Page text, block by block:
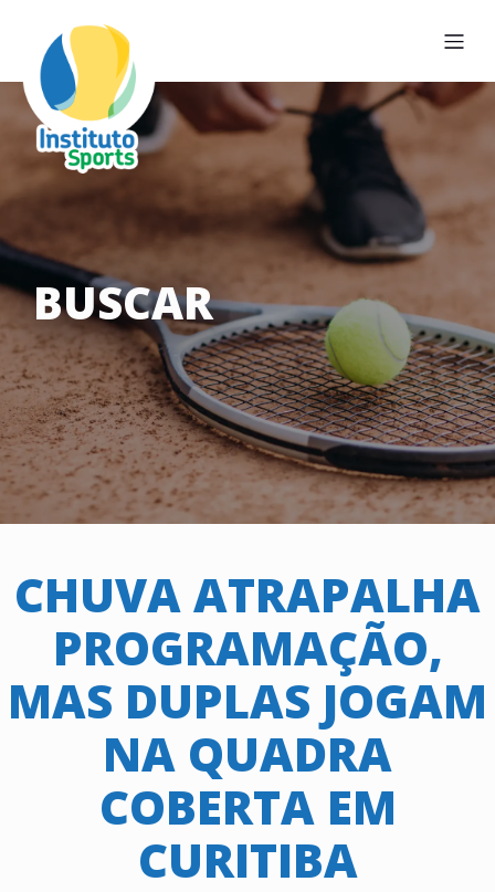
BUSCAR
CHUVA ATRAPALHA
PROGRAMAÇÃO,
MAS DUPLAS JOGAM
NA QUADRA
COBERTA EM
CURITIBA